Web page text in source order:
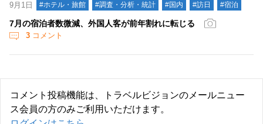
9月1日 #ホテル・旅館 #調査・分析・統計 #国内 #訪日 #宿泊
7月の宿泊者数微減、外国人客が前年割れに転じる
3 コメント
コメント投稿機能は、トラベルビジョンのメールニュー
ス会員の方のみご利用いただけます。